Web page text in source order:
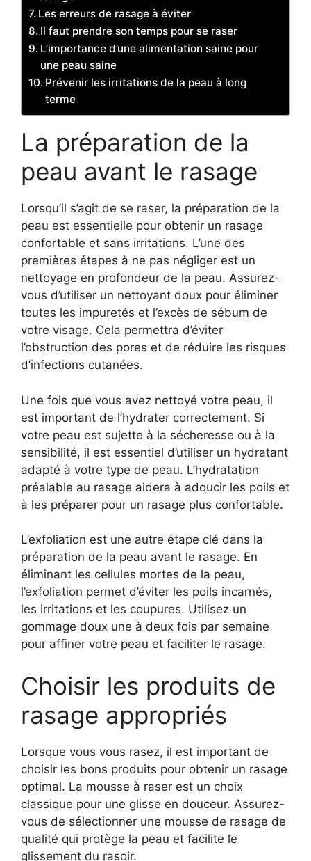
Les erreurs de rasage à éviter
Il faut prendre son temps pour se raser
L’importance d’une alimentation saine pour
une peau saine
Prévenir les irritations de la peau à long
terme
La préparation de la
peau avant le rasage
Lorsqu’il s’agit de se raser, la préparation de la
peau est essentielle pour obtenir un rasage
confortable et sans irritations. L’une des
premières étapes à ne pas négliger est un
nettoyage en profondeur de la peau. Assurez-
vous d’utiliser un nettoyant doux pour éliminer
toutes les impuretés et l’excès de sébum de
votre visage. Cela permettra d’éviter
l’obstruction des pores et de réduire les risques
d’infections cutanées.
Une fois que vous avez nettoyé votre peau, il
est important de l’hydrater correctement. Si
votre peau est sujette à la sécheresse ou à la
sensibilité, il est essentiel d’utiliser un hydratant
adapté à votre type de peau. L’hydratation
préalable au rasage aidera à adoucir les poils et
à les préparer pour un rasage plus confortable.
L’exfoliation est une autre étape clé dans la
préparation de la peau avant le rasage. En
éliminant les cellules mortes de la peau,
l’exfoliation permet d’éviter les poils incarnés,
les irritations et les coupures. Utilisez un
gommage doux une à deux fois par semaine
pour affiner votre peau et faciliter le rasage.
Choisir les produits de
rasage appropriés
Lorsque vous vous rasez, il est important de
choisir les bons produits pour obtenir un rasage
optimal. La mousse à raser est un choix
classique pour une glisse en douceur. Assurez-
vous de sélectionner une mousse de rasage de
qualité qui protège la peau et facilite le
glissement du rasoir.